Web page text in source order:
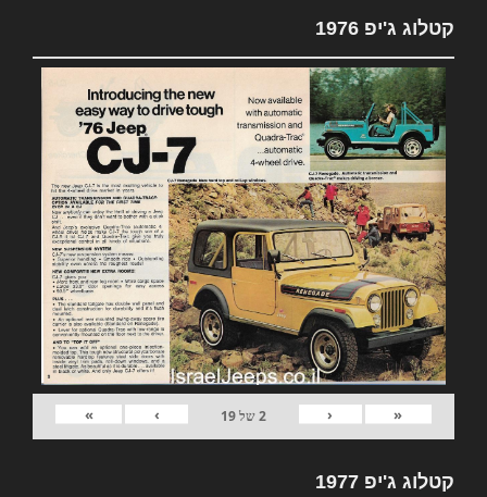
קטלוג ג'יפ 1976
«
‹
2של19
›
»
קטלוג ג'יפ 1977